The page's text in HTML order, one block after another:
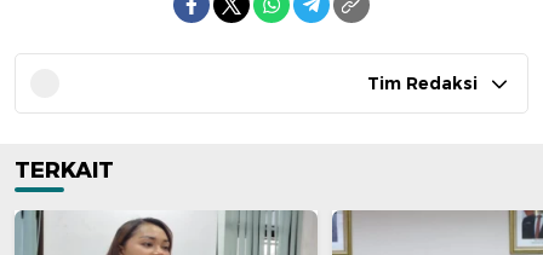
Tim Redaksi
TERKAIT